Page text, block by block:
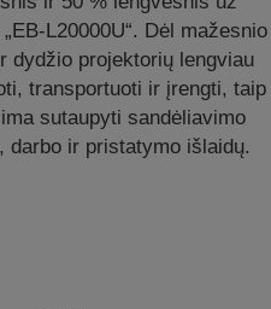
L20000U“. Dėl mažesnio
dydžio projektorių lengviau
transportuoti ir įrengti, taip
sutaupyti sandėliavimo
darbo ir pristatymo išlaidų.